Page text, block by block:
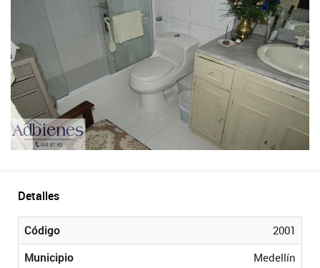
Detalles
Código
2001
Municipio
Medellín